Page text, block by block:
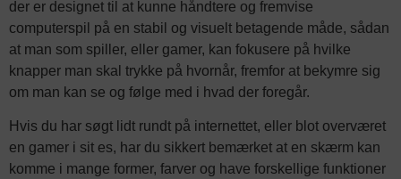
der er designet til at kunne håndtere og fremvise
computerspil på en stabil og visuelt betagende måde, sådan
at man som spiller, eller gamer, kan fokusere på hvilke
knapper man skal trykke på hvornår, fremfor at bekymre sig
om man kan se og følge med i hvad der foregår.
Hvis du har søgt lidt rundt på internettet, eller blot overværet
en gamer i sit es, har du sikkert bemærket at en skærm kan
komme i mange former, farver og have forskellige funktioner